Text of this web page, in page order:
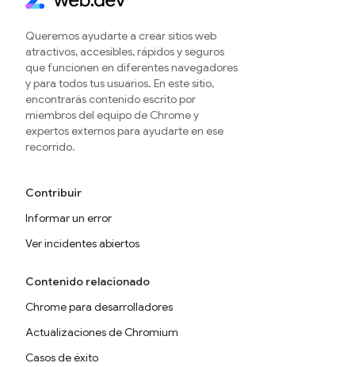
Queremos ayudarte a crear sitios web
atractivos, accesibles, rápidos y seguros
que funcionen en diferentes navegadores
y para todos tus usuarios. En este sitio,
encontrarás contenido escrito por
miembros del equipo de Chrome y
expertos externos para ayudarte en ese
recorrido.
Contribuir
Informar un error
Ver incidentes abiertos
Contenido relacionado
Chrome para desarrolladores
Actualizaciones de Chromium
Casos de éxito